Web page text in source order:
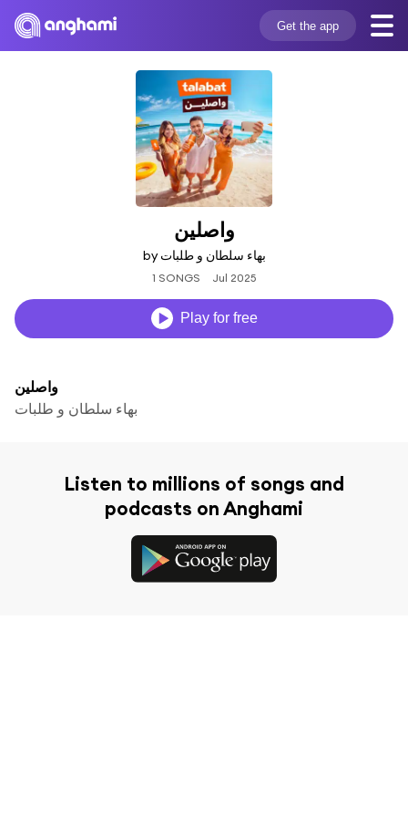
Get the app
واصلين
by بهاء سلطان و طلبات
1 SONGS Jul 2025
Play for free
واصلين
بهاء سلطان و طلبات
Listen to millions of songs and
podcasts on Anghami